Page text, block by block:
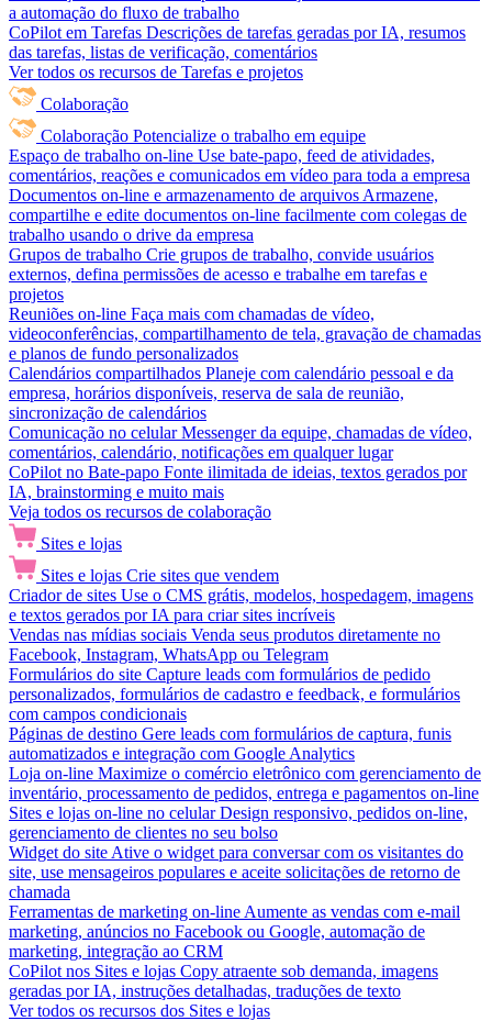
a automação do fluxo de trabalho
CoPilot em Tarefas Descrições de tarefas geradas por IA, resumos
das tarefas, listas de verificação, comentários
Ver todos os recursos de Tarefas e projetos
Colaboração
Colaboração Potencialize o trabalho em equipe
Espaço de trabalho on-line Use bate-papo, feed de atividades,
comentários, reações e comunicados em vídeo para toda a empresa
Documentos on-line e armazenamento de arquivos Armazene,
compartilhe e edite documentos on-line facilmente com colegas de
trabalho usando o drive da empresa
Grupos de trabalho Crie grupos de trabalho, convide usuários
externos, defina permissões de acesso e trabalhe em tarefas e
projetos
Reuniões on-line Faça mais com chamadas de vídeo,
videoconferências, compartilhamento de tela, gravação de chamadas
e planos de fundo personalizados
Calendários compartilhados Planeje com calendário pessoal e da
empresa, horários disponíveis, reserva de sala de reunião,
sincronização de calendários
Comunicação no celular Messenger da equipe, chamadas de vídeo,
comentários, calendário, notificações em qualquer lugar
CoPilot no Bate-papo Fonte ilimitada de ideias, textos gerados por
IA, brainstorming e muito mais
Veja todos os recursos de colaboração
Sites e lojas
Sites e lojas Crie sites que vendem
Criador de sites Use o CMS grátis, modelos, hospedagem, imagens
e textos gerados por IA para criar sites incríveis
Vendas nas mídias sociais Venda seus produtos diretamente no
Facebook, Instagram, WhatsApp ou Telegram
Formulários do site Capture leads com formulários de pedido
personalizados, formulários de cadastro e feedback, e formulários
com campos condicionais
Páginas de destino Gere leads com formulários de captura, funis
automatizados e integração com Google Analytics
Loja on-line Maximize o comércio eletrônico com gerenciamento de
inventário, processamento de pedidos, entrega e pagamentos on-line
Sites e lojas on-line no celular Design responsivo, pedidos on-line,
gerenciamento de clientes no seu bolso
Widget do site Ative o widget para conversar com os visitantes do
site, use mensageiros populares e aceite solicitações de retorno de
chamada
Ferramentas de marketing on-line Aumente as vendas com e-mail
marketing, anúncios no Facebook ou Google, automação de
marketing, integração ao CRM
CoPilot nos Sites e lojas Copy atraente sob demanda, imagens
geradas por IA, instruções detalhadas, traduções de texto
Ver todos os recursos dos Sites e lojas